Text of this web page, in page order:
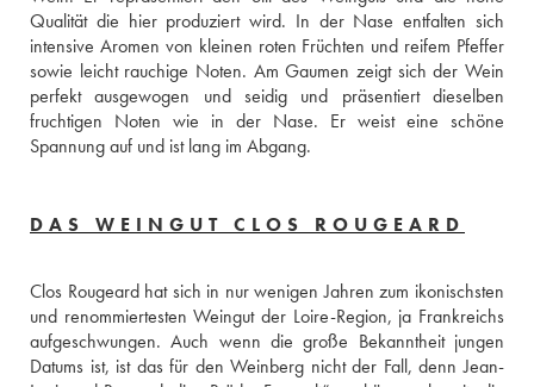
Qualität die hier produziert wird. In der Nase entfalten sich
intensive Aromen von kleinen roten Früchten und reifem Pfeffer
sowie leicht rauchige Noten. Am Gaumen zeigt sich der Wein
perfekt ausgewogen und seidig und präsentiert dieselben
fruchtigen Noten wie in der Nase. Er weist eine schöne
Spannung auf und ist lang im Abgang.
DAS WEINGUT CLOS ROUGEARD
Clos Rougeard hat sich in nur wenigen Jahren zum ikonischsten
und renommiertesten Weingut der Loire-Region, ja Frankreichs
aufgeschwungen. Auch wenn die große Bekanntheit jungen
Datums ist, ist das für den Weinberg nicht der Fall, denn Jean-